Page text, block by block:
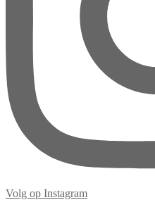
Volg op Instagram